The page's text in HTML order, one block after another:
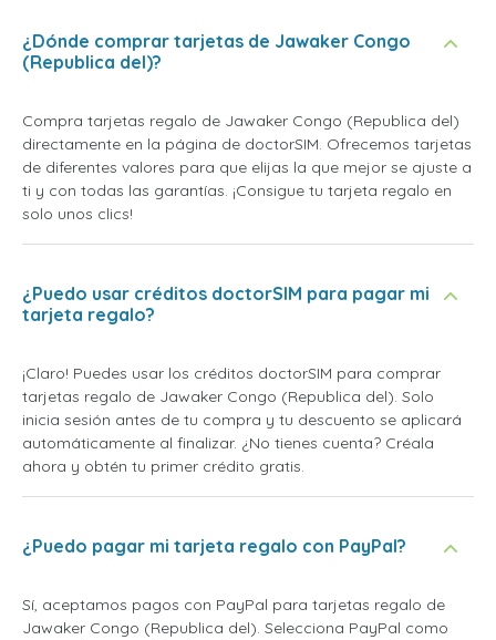
¿Dónde comprar tarjetas de Jawaker Congo
(Republica del)?
Compra tarjetas regalo de Jawaker Congo (Republica del)
directamente en la página de doctorSIM. Ofrecemos tarjetas
de diferentes valores para que elijas la que mejor se ajuste a
ti y con todas las garantías. ¡Consigue tu tarjeta regalo en
solo unos clics!
¿Puedo usar créditos doctorSIM para pagar mi
tarjeta regalo?
¡Claro! Puedes usar los créditos doctorSIM para comprar
tarjetas regalo de Jawaker Congo (Republica del). Solo
inicia sesión antes de tu compra y tu descuento se aplicará
automáticamente al finalizar. ¿No tienes cuenta? Créala
ahora y obtén tu primer crédito gratis.
¿Puedo pagar mi tarjeta regalo con PayPal?
Sí, aceptamos pagos con PayPal para tarjetas regalo de
Jawaker Congo (Republica del). Selecciona PayPal como